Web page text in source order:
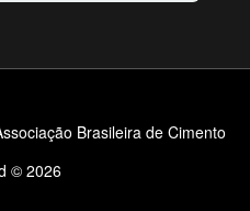
Brasileira de Cimento
© 2026